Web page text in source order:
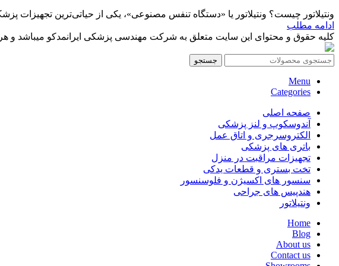
ونتیلاتور چیست؟ ونتیلاتور یا «دستگاه تنفس مصنوعی»، یکی از حیاتی‌ترین تجهیزات
ادامه مطلب
کلیه حقوق و محتوای این سایت متعلق به شرکت مهندسی پزشکی ایرانمدکو میباشد و هر
جستجو
Menu
Categories
صفحه اصلی
آندوسکوپ و لنز پزشکی
الکتروسرجری و اتاق عمل
باتری های پزشکی
تجهیزات مراقبت در منزل
تخت بستری و قطعات یدکی
سنسور های اکسیژن و فلوسنسور
هندپیس های جراحی
ونتیلاتور
Home
Blog
About us
Contact us